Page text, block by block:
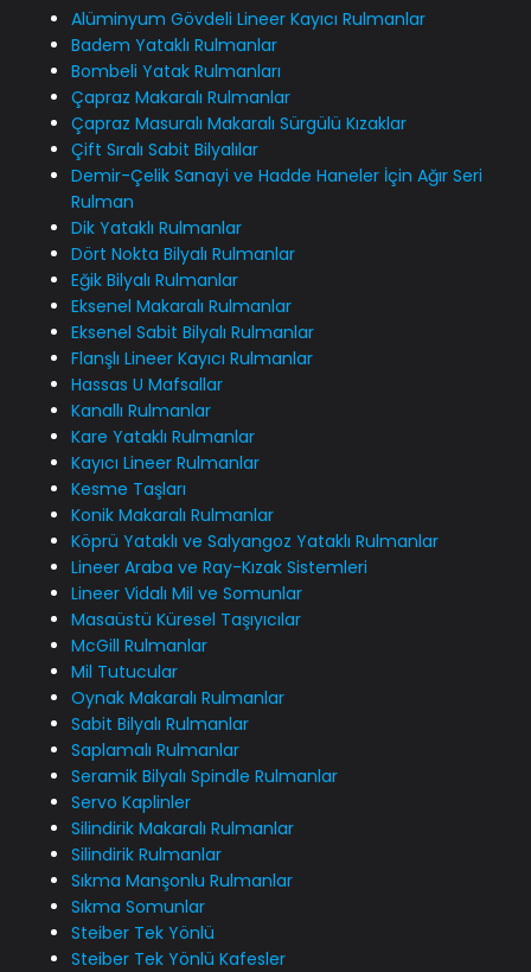
Alüminyum Gövdeli Lineer Kayıcı Rulmanlar
Badem Yataklı Rulmanlar
Bombeli Yatak Rulmanları
Çapraz Makaralı Rulmanlar
Çapraz Masuralı Makaralı Sürgülü Kızaklar
Çift Sıralı Sabit Bilyalılar
Demir-Çelik Sanayi ve Hadde Haneler İçin Ağır Seri
Rulman
Dik Yataklı Rulmanlar
Dört Nokta Bilyalı Rulmanlar
Eğik Bilyalı Rulmanlar
Eksenel Makaralı Rulmanlar
Eksenel Sabit Bilyalı Rulmanlar
Flanşlı Lineer Kayıcı Rulmanlar
Hassas U Mafsallar
Kanallı Rulmanlar
Kare Yataklı Rulmanlar
Kayıcı Lineer Rulmanlar
Kesme Taşları
Konik Makaralı Rulmanlar
Köprü Yataklı ve Salyangoz Yataklı Rulmanlar
Lineer Araba ve Ray-Kızak Sistemleri
Lineer Vidalı Mil ve Somunlar
Masaüstü Küresel Taşıyıcılar
McGill Rulmanlar
Mil Tutucular
Oynak Makaralı Rulmanlar
Sabit Bilyalı Rulmanlar
Saplamalı Rulmanlar
Seramik Bilyalı Spindle Rulmanlar
Servo Kaplinler
Silindirik Makaralı Rulmanlar
Silindirik Rulmanlar
Sıkma Manşonlu Rulmanlar
Sıkma Somunlar
Steiber Tek Yönlü
Steiber Tek Yönlü Kafesler